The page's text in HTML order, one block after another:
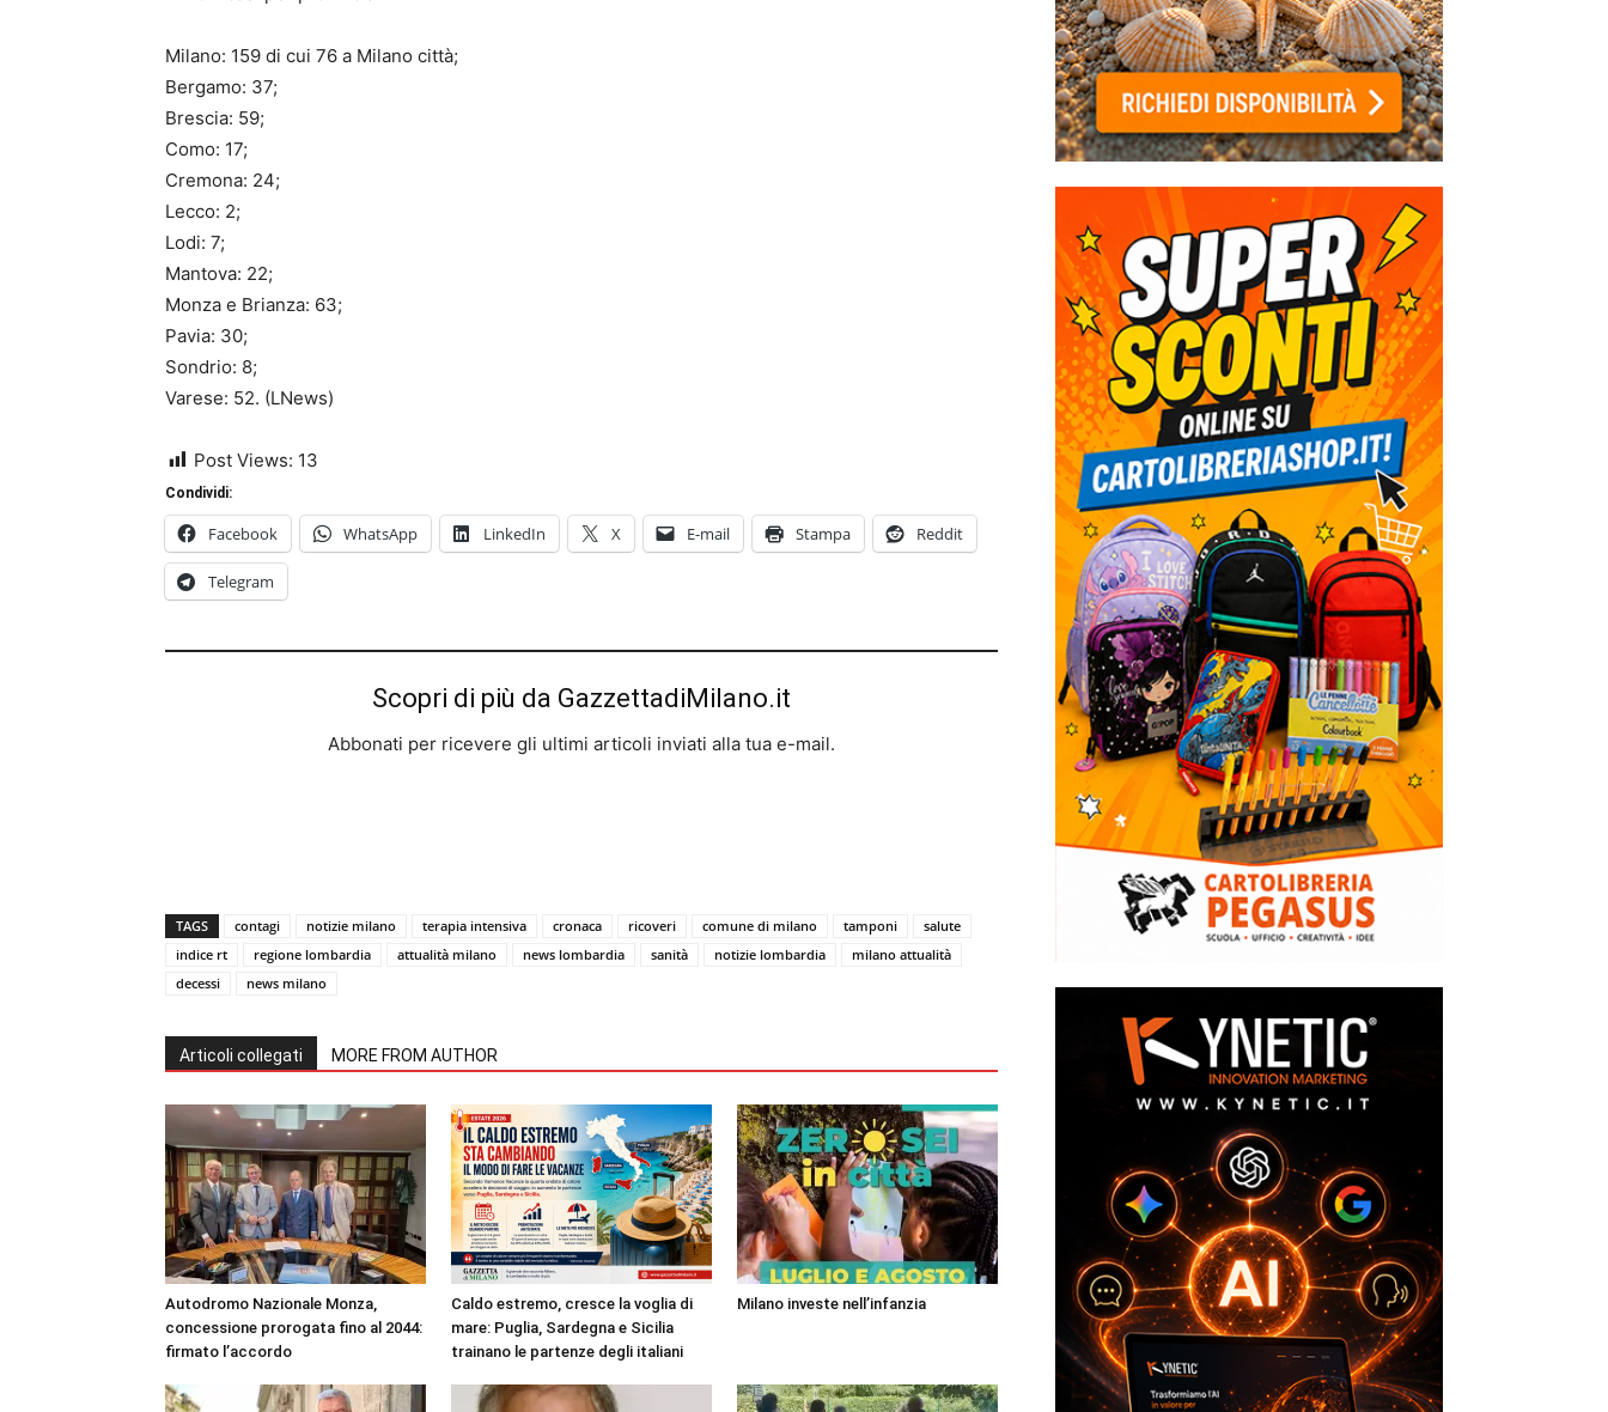
Milano: 159 di cui 76 a Milano città;
Bergamo: 37;
Brescia: 59;
Como: 17;
Cremona: 24;
Lecco: 2;
Lodi: 7;
Mantova: 22;
Monza e Brianza: 63;
Pavia: 30;
Sondrio: 8;
Varese: 52. (LNews)
Post Views: 13
Condividi:
Facebook WhatsApp LinkedIn X E-mail Stampa Reddit
Telegram
Scopri di più da GazzettadiMilano.it
Abbonati per ricevere gli ultimi articoli inviati alla tua e-mail.
TAGS contagi notizie milano terapia intensiva cronaca ricoveri comune di milano tamponi
salute
indice rt
regione lombardia attualità milano news lombardia sanità notizie lombardia
milano attualità
decessi
news milano
Articoli collegati MORE FROM AUTHOR
Autodromo Nazionale Monza,
concessione prorogata fino al 2044:
firmato l’accordo
Caldo estremo, cresce la voglia di
mare: Puglia, Sardegna e Sicilia
trainano le partenze degli italiani
Milano investe nell’infanzia